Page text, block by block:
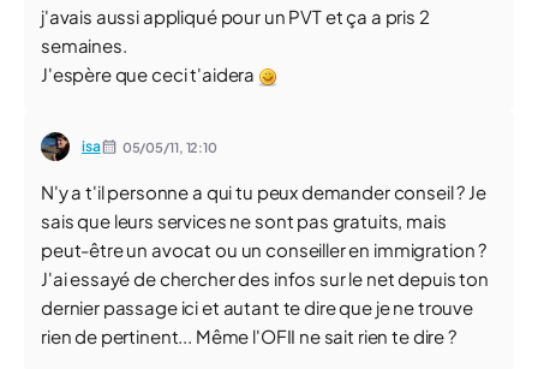
j'avais aussi appliqué pour un PVT et ça a pris 2
semaines.
J'espère que ceci t'aidera
isa 05/05/11, 12:10
N'y a t'il personne a qui tu peux demander conseil ? Je
sais que leurs services ne sont pas gratuits, mais
peut-être un avocat ou un conseiller en immigration ?
J'ai essayé de chercher des infos sur le net depuis ton
dernier passage ici et autant te dire que je ne trouve
rien de pertinent... Même l'OFII ne sait rien te dire ?